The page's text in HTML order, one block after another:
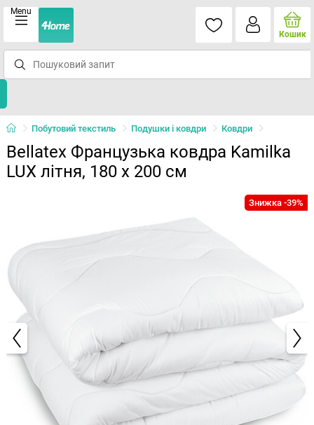
Menu
Кошик
Побутовий текстиль Подушки і ковдри Ковдри
Bellatex Французька ковдра Kamilka
LUX літня, 180 x 200 см
Знижка -39%